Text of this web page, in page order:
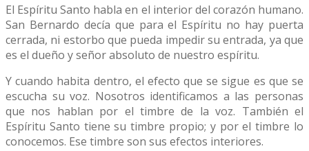
El Espíritu Santo habla en el interior del corazón humano.
San Bernardo decía que para el Espíritu no hay puerta
cerrada, ni estorbo que pueda impedir su entrada, ya que
es el dueño y señor absoluto de nuestro espíritu.
Y cuando habita dentro, el efecto que se sigue es que se
escucha su voz. Nosotros identificamos a las personas
que nos hablan por el timbre de la voz. También el
Espíritu Santo tiene su timbre propio; y por el timbre lo
conocemos. Ese timbre son sus efectos interiores.